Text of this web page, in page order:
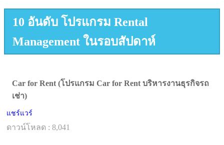
10 อันดับ โปรแกรม Rental
Management ในรอบสัปดาห์
Car for Rent (โปรแกรม Car for Rent บริหารงานธุรกิจรถ
เช่า)
แชร์แวร์
ดาวน์โหลด : 8,041